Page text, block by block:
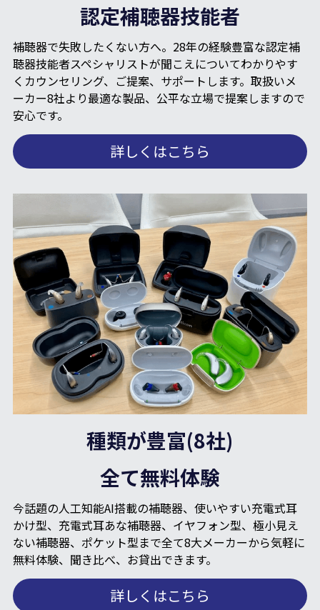
認定補聴器技能者
補聴器で失敗したくない方へ。28年の経験豊富な認定補
聴器技能者スペシャリストが聞こえについてわかりやす
くカウンセリング、ご提案、サポートします。 取扱いメ
ーカー8社より最適な製品、公平な立場で提案しますので
安心です。
詳しくはこちら
種類が豊富(8社)
全て無料体験
今話題の人工知能AI搭載の補聴器、使いやすい充電式耳
かけ型、充電式耳あな補聴器、イヤフォン型、極小見え
ない補聴器、ポケット型まで全て8大メーカーから気軽に
無料体験、聞き比べ、お貸出できます。
詳しくはこちら